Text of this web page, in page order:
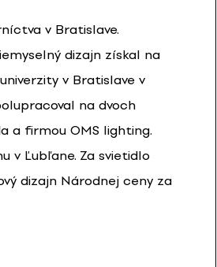
v Bratislave.
dizajn získal na
v Bratislave v
na dvoch
a firmou OMS lighting.
v Ľubľane. Za svietidlo
dizajn Národnej ceny za